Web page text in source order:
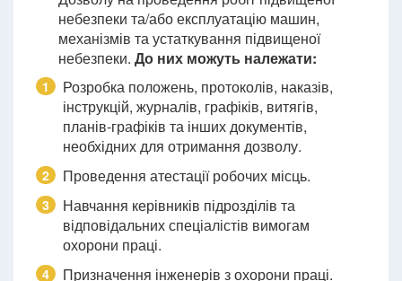
небезпеки та/або експлуатацію машин,
механізмів та устаткування підвищеної
небезпеки. До них можуть належати:
1
Розробка положень, протоколів, наказів,
інструкцій, журналів, графіків, витягів,
планів-графіків та інших документів,
необхідних для отримання дозволу.
2 Проведення атестації робочих місць.
3
Навчання керівників підрозділів та
відповідальних спеціалістів вимогам
охорони праці.
4 Призначення інженерів з охорони праці.